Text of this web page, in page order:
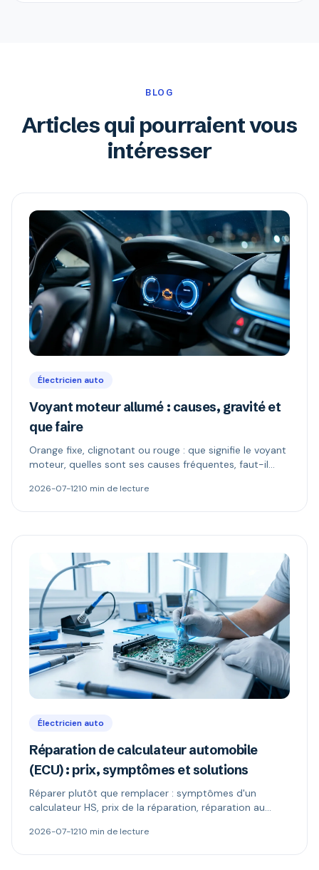
BLOG
Articles qui pourraient vous
intéresser
Électricien auto
Voyant moteur allumé : causes, gravité et
que faire
Orange fixe, clignotant ou rouge : que signifie le voyant
moteur, quelles sont ses causes fréquentes, faut-il
2026-07-1210 min de lecture
Électricien auto
Réparation de calculateur automobile
(ECU) : prix, symptômes et solutions
Réparer plutôt que remplacer : symptômes d'un
calculateur HS, prix de la réparation, réparation au
codage antidémarrage.
2026-07-1210 min de lecture